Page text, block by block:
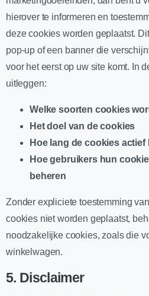
hierover te informeren en
deze cookies worden geplaatst.
pop-up of een banner die
voor het eerst op uw site komt. In
uitleggen:
Welke soorten cookies
Het doel van de cookies
Hoe lang de cookies actief
Hoe gebruikers hun
beheren
Zonder expliciete toestemming
cookies niet worden geplaatst,
noodzakelijke cookies, zoals die
winkelwagen.
5. Disclaimer